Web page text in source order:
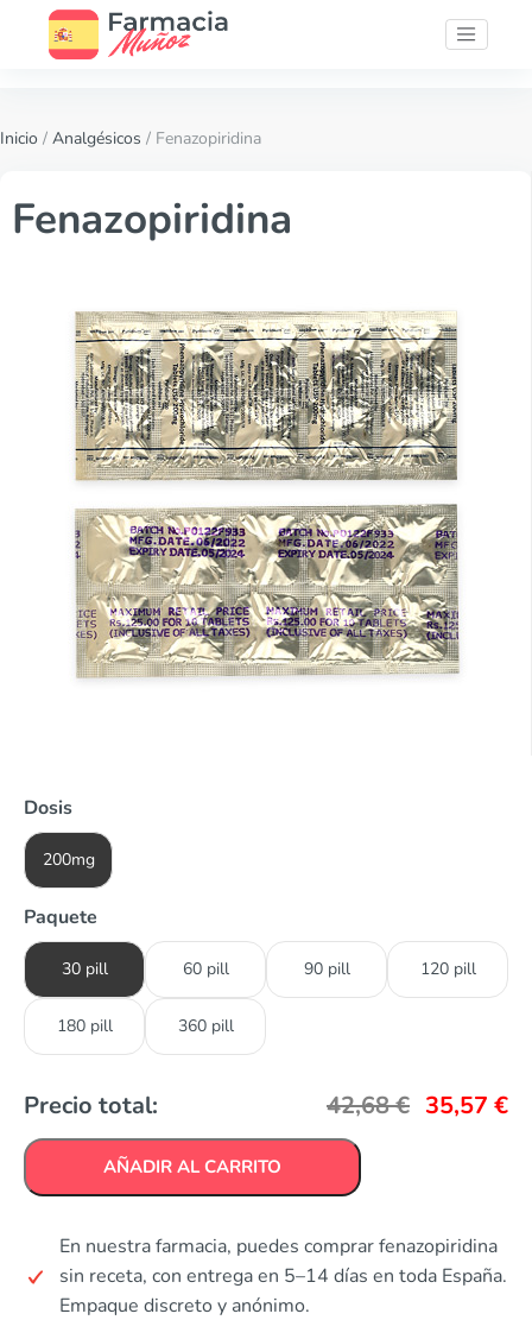
Inicio / Analgésicos / Fenazopiridina
Fenazopiridina
Dosis
200mg
Paquete
30 pill 60 pill 90 pill 120 pill
180 pill 360 pill
Precio total: 42,68€ 35,57 €
AÑADIR AL CARRITO
En nuestra farmacia, puedes comprar fenazopiridina
sin receta, con entrega en 5–14 días en toda España.
Empaque discreto y anónimo.